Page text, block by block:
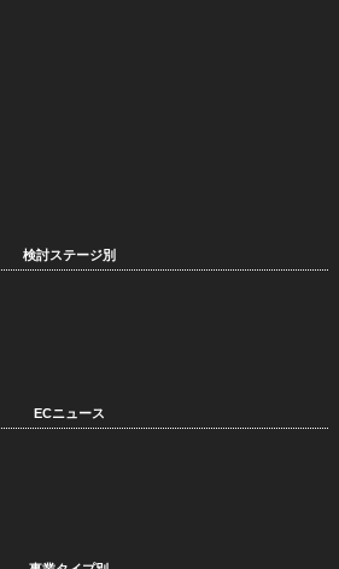
検討ステージ別
ECニュース